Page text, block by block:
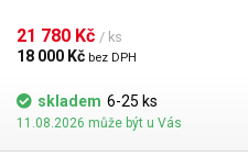
dávkovaná tekutina není nijak
ani jinými prvky pumpy, které by ji
kapalin je použito peristaltické
peristaltického čerpadla spočívá ve
s pumpovanou tekutinou pomocí
otáčení rotoru dochází ke stlačení
21 780 Kč / ks
18 000 Kč bez DPH
skladem 6-25 ks
11.08.2026 může být u Vás